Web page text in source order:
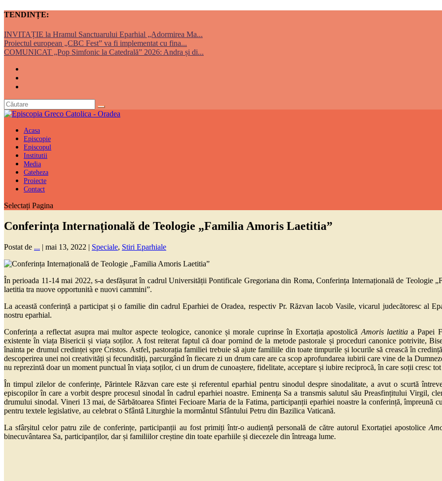
TENDINȚE:
INVITAȚIE la Hramul Sanctuarului Eparhial „Adormirea Ma...
Proiectul european „CBC Fest” va fi implementat cu fina...
COMUNICAT „Pop Simfonic la Catedrală” 2026: Andra și di...
Acasa
Episcopie
Episcopul
Institutii
Media
Cateheza
Proiecte
Contact
Selectați Pagina
Conferința Internațională de Teologie „Familia Amoris Laetitia”
Postat de ... | mai 13, 2022 | Speciale, Stiri Eparhiale
În perioada 11-14 mai 2022, s-a desfășurat în cadrul Universității Pontificale Gregoriana din Roma, Conferința Internațională de Teologie
laetitia tra nuove opportunità e nuovi cammini”.
La această conferință a participat și o familie din cadrul Eparhiei de Oradea, respectiv Pr. Răzvan Iacob Vasile, vicarul judecătoresc al
nostru eparhial.
Conferința a reflectat asupra mai multor aspecte teologice, canonice și morale cuprinse în Exortația apostolică Amoris laetitiaa Papei
existente în viața Bisericii și viața soților. A fost reiterat faptul că doar pornind de la metode pastorale și proceduri canonice potrivite,
înainta pe drumul credinței spre Cristos. Astfel, pastorația familiei trebuie să ajute familiile din toate timpurile și locurile să crească în
descoperirea unei noi creativități și fecundități, parcurgând în fiecare zi un drum care are ca scop aprofundarea iubirii care vine de la
nu reprezintă doar un moment punctual în viața soților, ci un drum de cunoaștere, fidelitate, acceptare și iubire reciprocă, în care soții cresc
În timpul zilelor de conferințe, Părintele Răzvan care este și referentul eparhial pentru sinodul despre sinodalitate, a avut o scurtă
episcopilor în care a vorbit despre procesul sinodal în cadrul eparhiei noastre. Eminența Sa a transmis salutul său Preasfințitului Virgil,
drumului sinodal. Vineri 13 mai, de Sărbătoarea Sfintei Fecioare Maria de la Fatima, participanții eparhiei noastre la conferință,
pentru textele legislative, au celebrat o Sfântă Liturghie la mormântul Sfântului Petru din Bazilica Vaticană.
La sfârșitul celor patru zile de conferințe, participanții au fost primiți într-o audiență personală de către autorul Exortației apostolice
binecuvântarea Sa, participanților, dar și familiilor creștine din toate eparhiile și diecezele din întreaga lume.